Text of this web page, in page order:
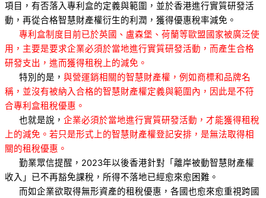
項目，有否落入專利盒的定義與範圍，並於香港進行實質研發活
動，再從合格智慧財產權衍生的利潤，獲得優惠稅率減免。
專利盒制度目前已於英國、盧森堡、荷蘭等歐盟國家被廣泛使
用，主要是要求企業必須於當地進行實質研發活動，而產生合格
研發支出，進而獲得租稅上的減免。
特別的是， 與營運銷相關的智慧財產權，例如商標和品牌名
稱，並沒有被納入合格的智慧財產權定義與範圍內，因此是不符
合專利盒租稅優惠。
也就是說， 企業必須於當地進行實質研發活動，才能獲得租稅
上的減免。若只是形式上的智慧財產權登記安排，是無法取得相
關的租稅優惠。
勤業眾信提醒，2023年以後香港針對「離岸被動智慧財產權
收入」已不再豁免課稅，所得不落地已經愈來愈困難。
而如企業欲取得無形資產的租稅優惠，各國也愈來愈重視跨國